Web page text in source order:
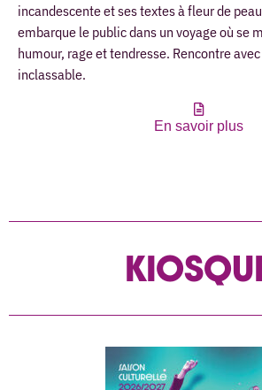
incandescente et ses textes à fleur de
embarque le public dans un voyage où se
humour, rage et tendresse. Rencontre
inclassable.
En savoir plus